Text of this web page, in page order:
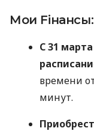
Мои Fiнансы:
С 31
времени
минут.